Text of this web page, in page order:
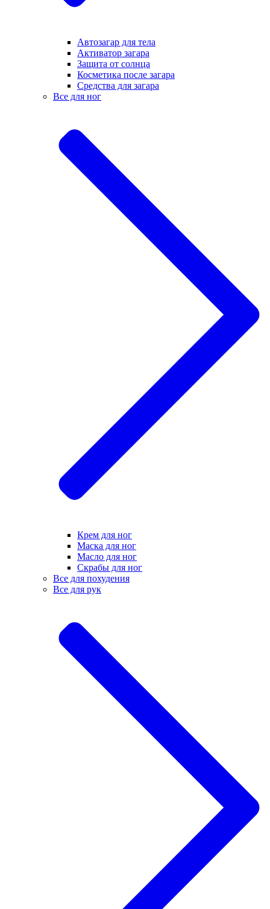
Автозагар для тела
Активатор загара
Защита от солнца
Косметика после загара
Средства для загара
Все для ног
Крем для ног
Маска для ног
Масло для ног
Скрабы для ног
Все для похудения
Все для рук